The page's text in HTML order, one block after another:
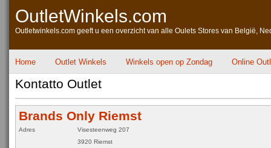
OutletWinkels.com
Outletwinkels.com geeft u een overzicht van alle Oulets Stores van België,
Home Outlet Winkels Winkels open op Zondag Online
Kontatto Outlet
Brands Only Riemst
Adres
Visesteenweg 207
3920 Riemst